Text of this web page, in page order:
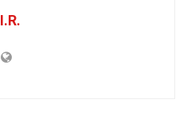
I.R.